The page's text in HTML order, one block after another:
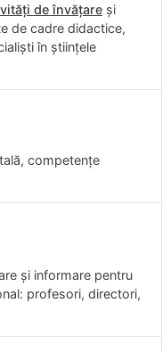
de învățare și
de cadre didactice,
în științele
competențe
și informare pentru
profesori, directori,